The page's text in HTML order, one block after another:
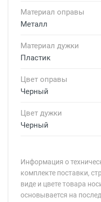
Материал оправы
Металл
Материал дужки
Пластик
Цвет оправы
Черный
Цвет дужки
Черный
Информация о
комплекте поставки,
виде и цвете товара
основывается на